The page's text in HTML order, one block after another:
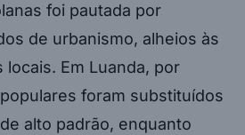
foi pautada por
de urbanismo, alheios às
locais. Em Luanda, por
foram substituídos
alto padrão, enquanto